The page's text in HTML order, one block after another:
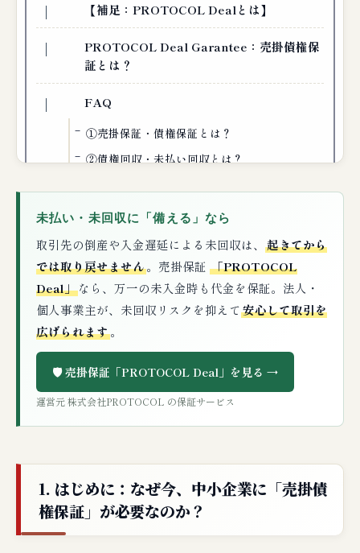
【補足：PROTOCOL Dealとは】
PROTOCOL Deal Garantee：売掛債権保
証とは？
FAQ
①売掛保証・債権保証とは？
②債権回収・未払い回収とは？
未払い・未回収に「備える」なら
取引先の倒産や入金遅延による未回収は、 起きてから
では取り戻せません。売掛保証 「PROTOCOL
Deal」なら、万一の未入金時も代金を保証。法人・
個人事業主が、未回収リスクを抑えて安心して取引を
広げられます。
🛡️ 売掛保証「PROTOCOL Deal」を見る →
運営元 株式会社PROTOCOL の保証サービス
1. はじめに：なぜ今、中小企業に「売掛債
権保証」が必要なのか？